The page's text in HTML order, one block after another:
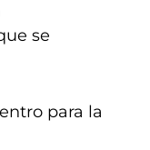
se
para la